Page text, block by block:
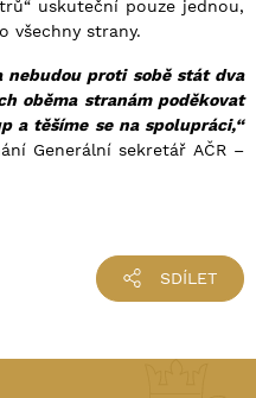
uskuteční pouze jednou,
všechny strany.
nebudou proti sobě stát dva
oběma stranám poděkovat
a těšíme se na spolupráci,“
Generální sekretář AČR –
SDÍLET